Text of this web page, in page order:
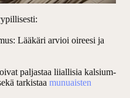
: Lääkäri arvioi oireesi ja
paljastaa liiallisia kalsium-
tarkistaa munuaisten